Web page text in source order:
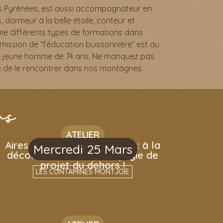
Pyrénées, est aussi accompagnateur en
dormeur à la belle étoile, conteur et
différents types de formations dans
de “l’éducation buissonnière” est au
homme de 74 ans. Ne manquez pas
le rencontrer dans nos montagnes.
Mercredi 25 Mars
ATELIER
Aires Terrestres Éducatives : à la
découverte d’une pédagogie de
projet du dehors !
LES CONTAMINES MONTJOIE